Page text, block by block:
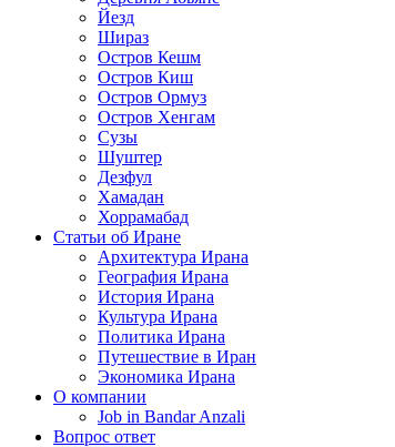
Йезд
Шираз
Остров Кешм
Остров Киш
Остров Ормуз
Остров Хенгам
Сузы
Шуштер
Дезфул
Хамадан
Хоррамабад
Статьи об Иране
Архитектура Ирана
География Ирана
История Ирана
Культура Ирана
Политика Ирана
Путешествие в Иран
Экономика Ирана
О компании
Job in Bandar Anzali
Вопрос ответ